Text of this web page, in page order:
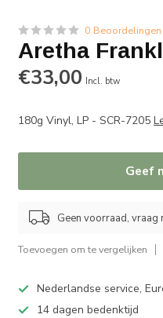
0 Beoordelingen
Aretha
€33,00 Incl. btw
180g Vinyl, LP - SCR-7205
Geef
Geen voorraad, vraag
Toevoegen om te vergelijken
Nederlandse service,
14 dagen bedenktijd